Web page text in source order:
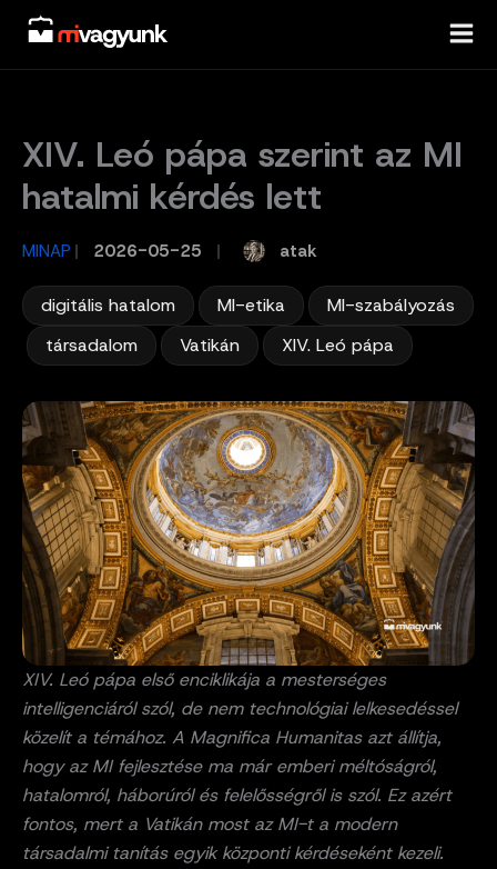
Skip
content
XIV. Leó pápa szerint az MI
hatalmi kérdés lett
MINAP / 2026-05-25 atak
digitális hatalom MI-etika
MI-szabályozás
társadalom Vatikán XIV. Leó pápa
XIV. Leó pápa első enciklikája a mesterséges
intelligenciáról szól, de nem technológiai lelkesedéssel
közelít a témához. A Magnifica Humanitas azt állítja,
hogy az MI fejlesztése ma már emberi méltóságról,
hatalomról, háborúról és felelősségről is szól. Ez azért
fontos, mert a Vatikán most az MI-t a modern
társadalmi tanítás egyik központi kérdéseként kezeli.